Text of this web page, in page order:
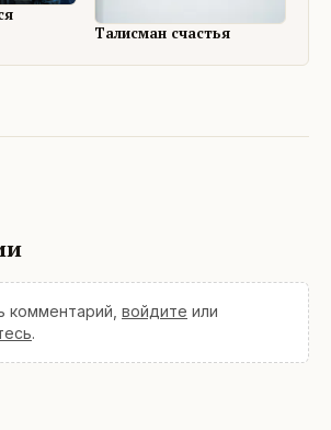
Талисман счастья
комментарий, войдите или
.